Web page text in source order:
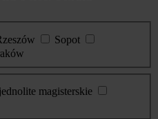
Sopot
jednolite magisterskie